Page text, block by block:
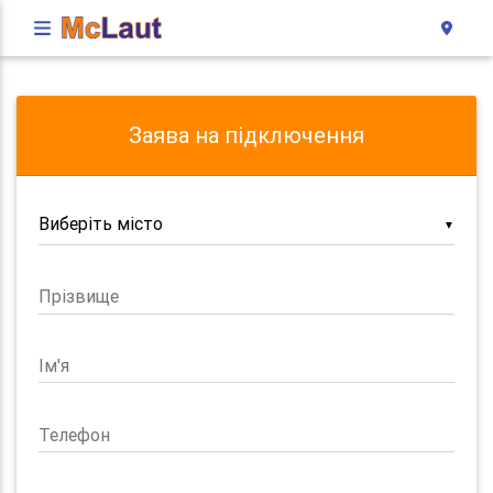
Заява на підключення
▼
Прізвище
Ім'я
Телефон